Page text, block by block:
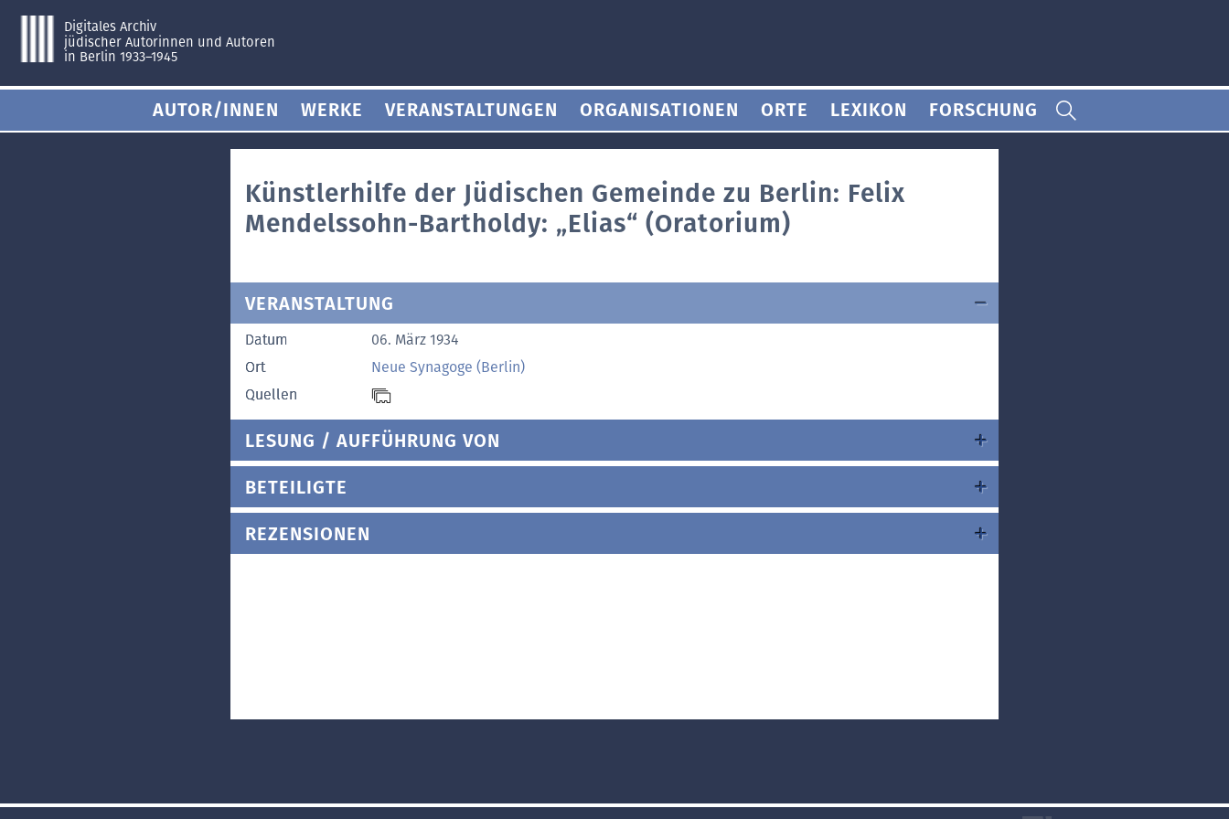
Digitales Archiv
jüdischer Autorinnen und Autoren
in Berlin 1933–1945
AUTOR/INNEN WERKE VERANSTALTUNGEN ORGANISATIONEN ORTE LEXIKON FORSCHUNG
Künstlerhilfe der Jüdischen Gemeinde zu Berlin: Felix
Mendelssohn-Bartholdy: „Elias“ (Oratorium)
VERANSTALTUNG
Datum
06. März 1934
Ort
Neue Synagoge (Berlin)
Quellen
LESUNG / AUFFÜHRUNG VON
BETEILIGTE
REZENSIONEN